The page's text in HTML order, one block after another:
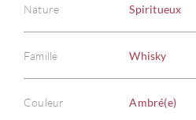
Nature Spiritueux
Famille Whisky
Couleur Ambré(e)